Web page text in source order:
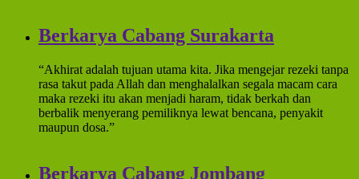
Berkarya Cabang Surakarta
“Akhirat adalah tujuan utama kita. Jika mengejar rezeki tanpa
rasa takut pada Allah dan menghalalkan segala macam cara
maka rezeki itu akan menjadi haram, tidak berkah dan
berbalik menyerang pemiliknya lewat bencana, penyakit
maupun dosa.”
Berkarya Cabang Jombang